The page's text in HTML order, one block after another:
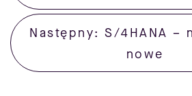
Następny: S/4HANA –
nowe